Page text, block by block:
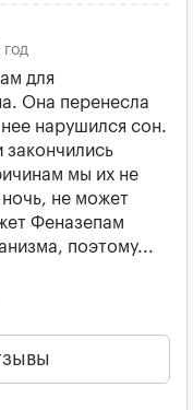
год
для
Она перенесла
нарушился сон.
закончились
мы их не
не может
Феназепам
поэтому...